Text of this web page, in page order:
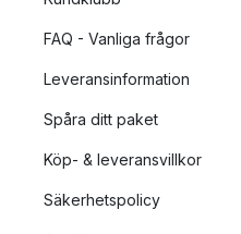
FAQ - Vanliga frågor
Leveransinformation
Spåra ditt paket
Köp- & leveransvillkor
Säkerhetspolicy